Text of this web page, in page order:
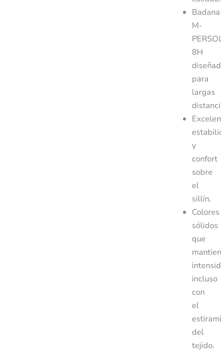
Badana
M-
8H
para
largas
y
confort
sobre
el
sillín.
Colores
sólidos
que
incluso
con
el
del
tejido.